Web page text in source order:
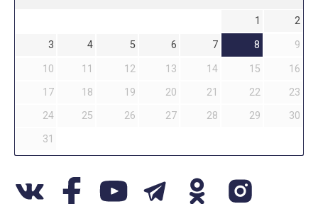
1
2
3
4 5 6 7 8
9
10
11 12 13 14 15
16
17
18 19 20 21 22
23
24
25 26 27 28 29
30
31